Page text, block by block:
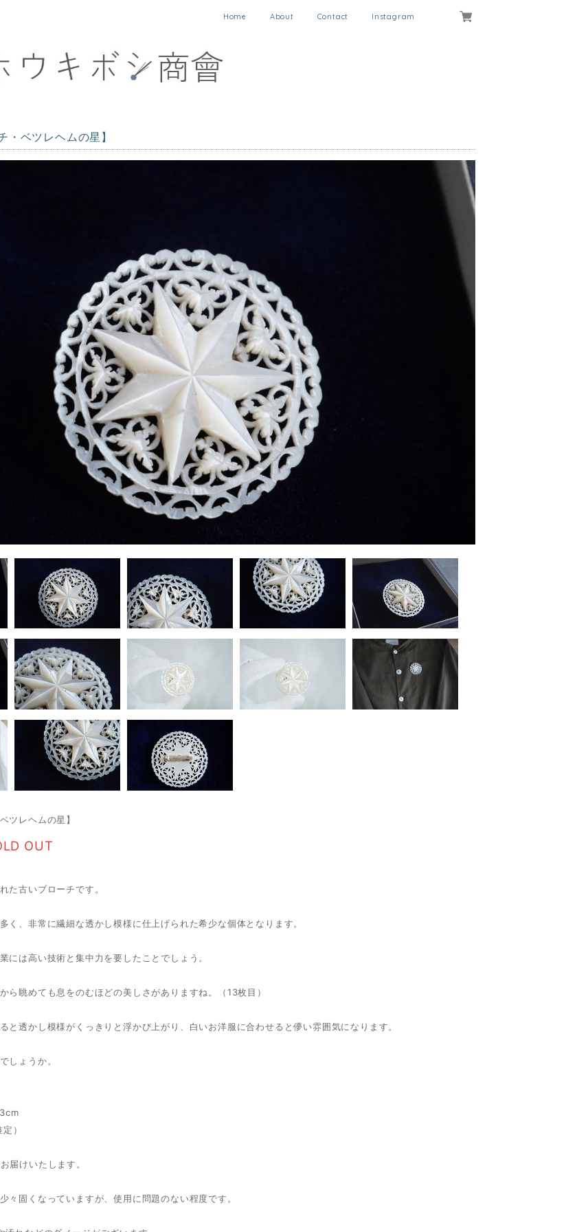
Home About Contact Instagram
・ベツレヘムの星】
ツレヘムの星】
OUT
た古いブローチです。
く、非常に繊細な透かし模様に仕上げられた希少な個体となります。
には高い技術と集中力を要したことでしょう。
ら眺めても息をのむほどの美しさがありますね。（13枚目）
と透かし模様がくっきりと浮かび上がり、白いお洋服に合わせると儚い雰囲気になります。
しょうか。
）
届けいたします。
々固くなっていますが、使用に問題のない程度です。